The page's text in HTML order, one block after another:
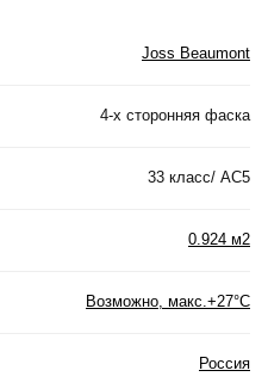
Joss Beaumont
4-х сторонняя фаска
33 класс/ АС5
0.924 м2
Возможно, макс.+27°С
Россия